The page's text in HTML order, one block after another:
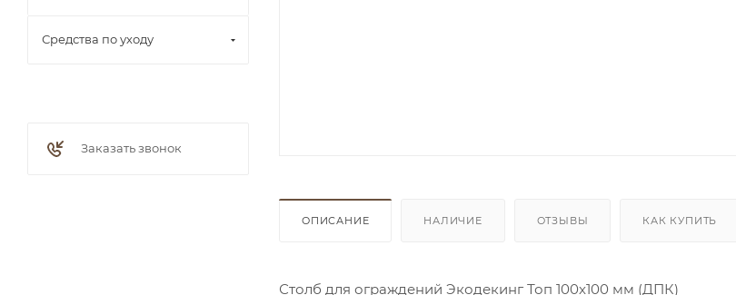
ОПИСАНИЕ НАЛИЧИЕ ОТЗЫВЫ КАК КУПИТЬ
Столб для ограждений Экодекинг Топ 100x100 мм (ДПК)
Средства по уходу
Заказать звонок